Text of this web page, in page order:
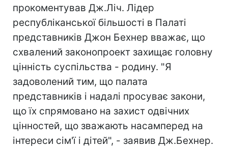
прокоментував Дж.Ліч. Лідер
республіканської більшості в Палаті
представників Джон Бехнер вважає, що
схвалений законопроект захищає головну
цінність суспільства - родину. "Я
задоволений тим, що палата
представників і надалі просуває закони,
що їх спрямовано на захист одвічних
цінностей, що зважають насамперед на
інтереси сім'ї і дітей", - заявив Дж.Бехнер.